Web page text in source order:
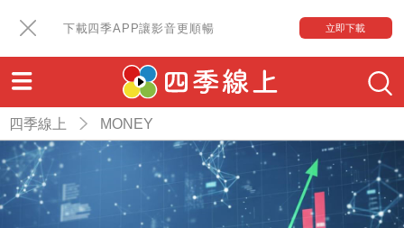
下載四季APP讓影音更順暢 立即下載
四季線上 MONEY